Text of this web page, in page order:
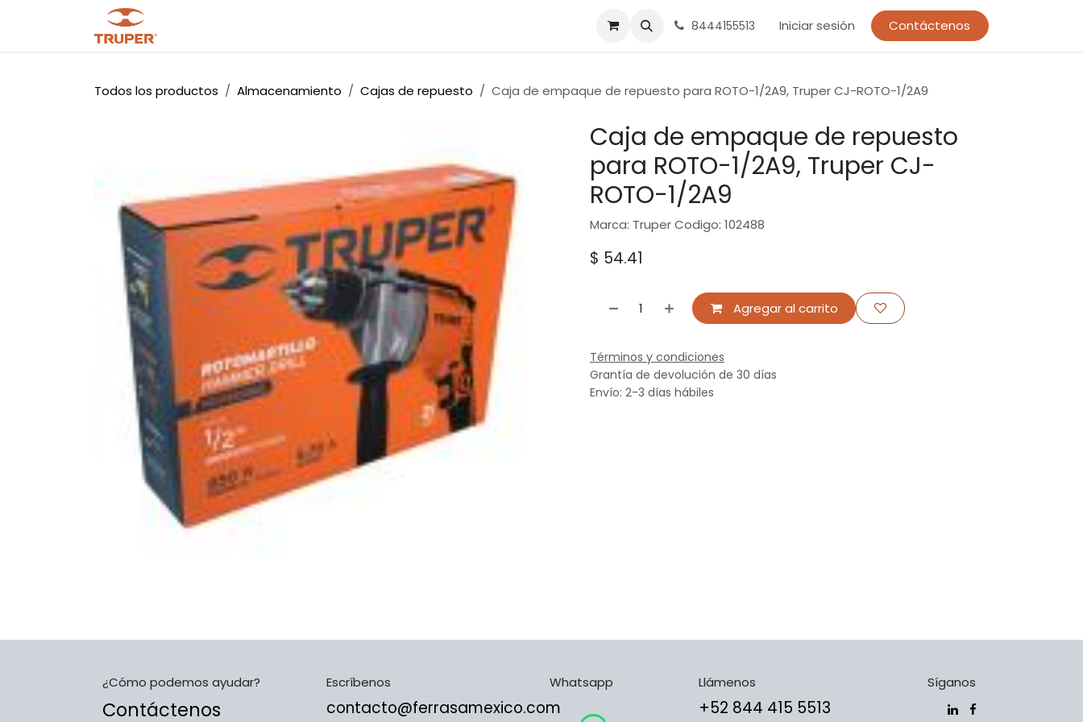
8444155513 Iniciar sesión Contáctenos
Todos los productos Almacenamiento Cajas de repuesto Caja de empaque de repuesto para ROTO-1/2A9, Truper CJ-ROTO-1/2A9
Caja de empaque de repuesto
para ROTO-1/2A9, Truper CJ-
ROTO-1/2A9
Marca: Truper Codigo: 102488
$ 54.41
Agregar al carrito
Términos y condiciones
Grantía de devolución de 30 días
Envío: 2-3 días hábiles
Síganos
¿Cómo podemos ayudar?
Contáctenos
Llámenos
​​​​​​​​​​​​+5​2​ ​8​4​4​ ​4​1​5​ 5​5​1​3​​​​​​​​​​​​​​
Escríbenos
contacto@ferrasamexico.com
Whatsapp